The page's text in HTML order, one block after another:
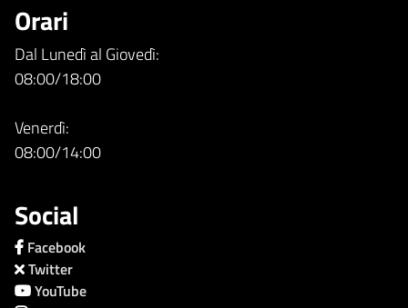
Orari
Dal Lunedì al Giovedì:
08:00/18:00
Venerdì:
08:00/14:00
Social
Facebook
Twitter
YouTube